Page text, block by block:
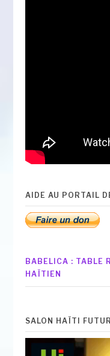
AIDE AU PORTAIL
BABELICA : TABLE
HAÏTIEN
SALON HAÏTI